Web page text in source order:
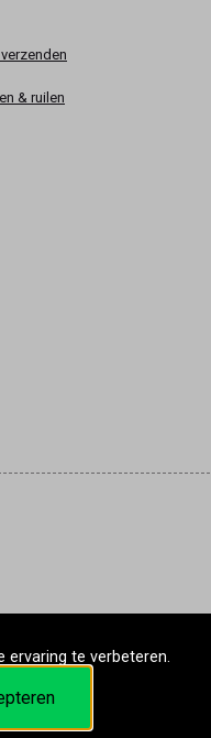
& ruilen
ervaring te verbeteren.